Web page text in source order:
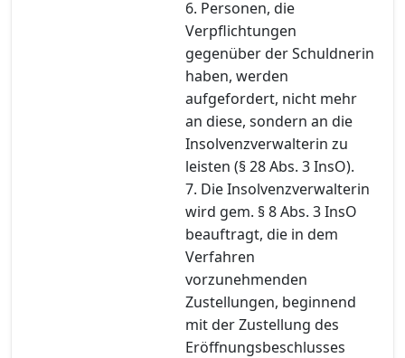
6. Personen, die
Verpflichtungen
gegenüber der Schuldnerin
haben, werden
aufgefordert, nicht mehr
an diese, sondern an die
Insolvenzverwalterin zu
leisten (§ 28 Abs. 3 InsO).
7. Die Insolvenzverwalterin
wird gem. § 8 Abs. 3 InsO
beauftragt, die in dem
Verfahren
vorzunehmenden
Zustellungen, beginnend
mit der Zustellung des
Eröffnungsbeschlusses